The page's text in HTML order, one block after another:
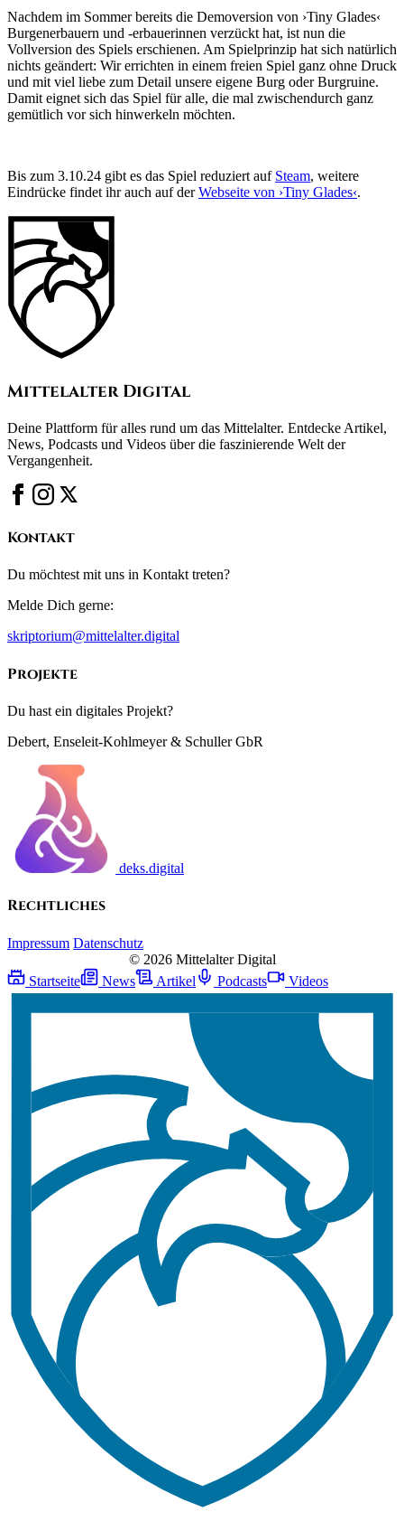
Nachdem im Sommer bereits die Demoversion von ›Tiny Glades‹
Burgenerbauern und -erbauerinnen verzückt hat, ist nun die
Vollversion des Spiels erschienen. Am Spielprinzip hat sich natürlich
nichts geändert: Wir errichten in einem freien Spiel ganz ohne Druck
und mit viel liebe zum Detail unsere eigene Burg oder Burgruine.
Damit eignet sich das Spiel für alle, die mal zwischendurch ganz
gemütlich vor sich hinwerkeln möchten.
Bis zum 3.10.24 gibt es das Spiel reduziert auf Steam, weitere
Eindrücke findet ihr auch auf derWebseite von ›Tiny Glades‹.
Mittelalter Digital
Deine Plattform für alles rund um das Mittelalter. Entdecke Artikel,
News, Podcasts und Videos über die faszinierende Welt der
Vergangenheit.
Kontakt
Du möchtest mit uns in Kontakt treten?
Melde Dich gerne:
skriptorium@mittelalter.digital
Projekte
Du hast ein digitales Projekt?
Debert, Enseleit-Kohlmeyer & Schuller GbR
deks.digital
Rechtliches
Impressum Datenschutz
© 2026 Mittelalter Digital
Startseite
News Artikel Podcasts Videos